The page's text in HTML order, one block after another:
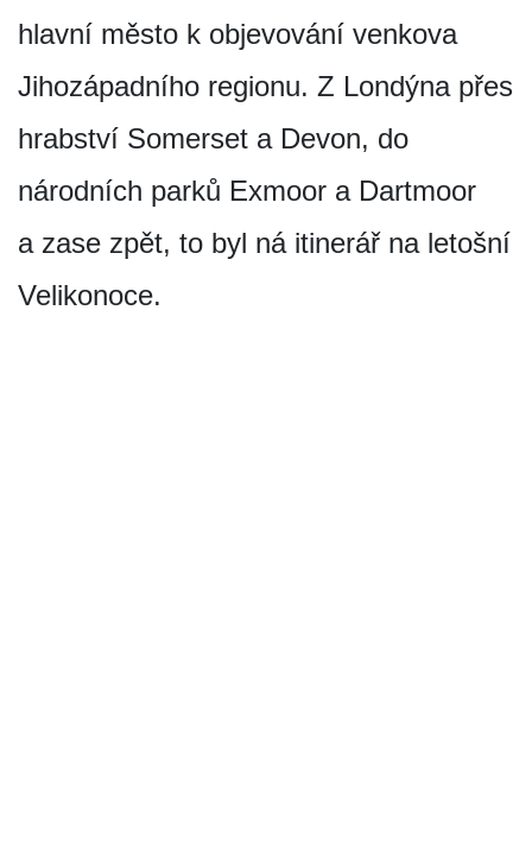
hlavní město k objevování venkova
Jihozápadního regionu. Z Londýna přes
hrabství Somerset a Devon, do
národních parků Exmoor a Dartmoor
a zase zpět, to byl ná itinerář na letošní
Velikonoce.